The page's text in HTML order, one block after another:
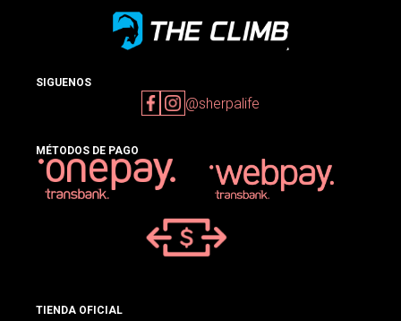
SIGUENOS
@sherpalife
MÉTODOS DE PAGO
TIENDA OFICIAL